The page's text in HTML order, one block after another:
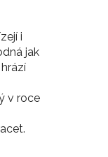
i
jak
v roce